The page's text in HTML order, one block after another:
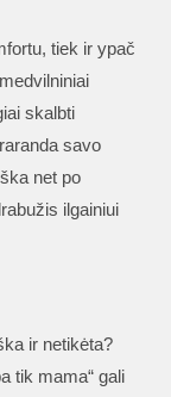
tiek ir ypač
skalbti
savo
net po
ilgainiui
ir netikėta?
tik mama“ gali